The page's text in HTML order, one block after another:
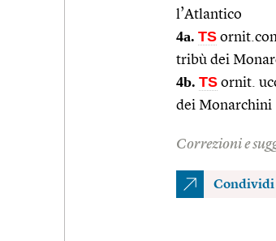
l’Atlantico
4a. TS
tribù dei
4b. TS ornit.
dei Monarchini
Correzioni e
Condividi